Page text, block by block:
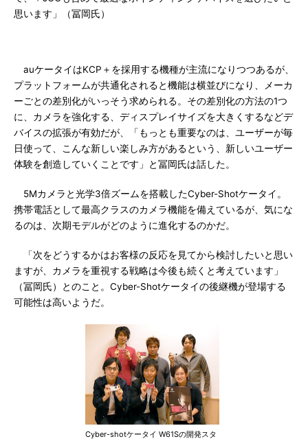
思います」（冨岡氏）
auケータイはKCP＋を採用する機種が主流になりつつあるが、
プラットフォームが共通化されると機能は横並びになり、メーカ
ーごとの差別化がいっそう求められる。その差別化の方法の1つ
に、カメラを強化する、ディスプレイサイズを大きくするなどデ
バイスの拡張が有効だが、「もっとも重要なのは、ユーザーが毎
日使って、こんな新しい楽しみ方があるという、新しいユーザー
体験を創造していくことです」と冨岡氏は話した。
5Mカメラと光学3倍ズームを搭載したCyber-Shotケータイ。
携帯電話として最高クラスのカメラ機能を備えているが、気にな
るのは、次期モデルがどのように進化するのかだ。
「次をどうするかはお客様の反応を見てから検討したいと思い
ますが、カメラを重視する戦略は今後も続くと考えています」
（冨岡氏）とのこと。Cyber-Shotケータイの後継機が登場する
可能性は高いようだ。
Cyber-shotケータイ W61Sの開発スタ